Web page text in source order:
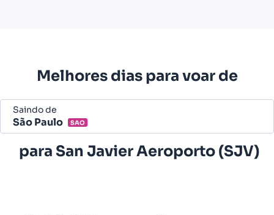
Melhores dias para voar de
Saindo de
São Paulo SAO
Belo Horizonte - Todos (BHZ)
para San Javier Aeroporto (SJV)